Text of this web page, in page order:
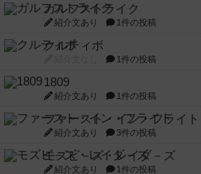
ガルフストライク
紹介文あり 1件の投稿
クルティボ
1件の投稿
1809
紹介文あり 1件の投稿
ファースト・イン・フライト
紹介文あり 3件の投稿
モズビ－ズ・レイダ－ズ
紹介文あり 1件の投稿